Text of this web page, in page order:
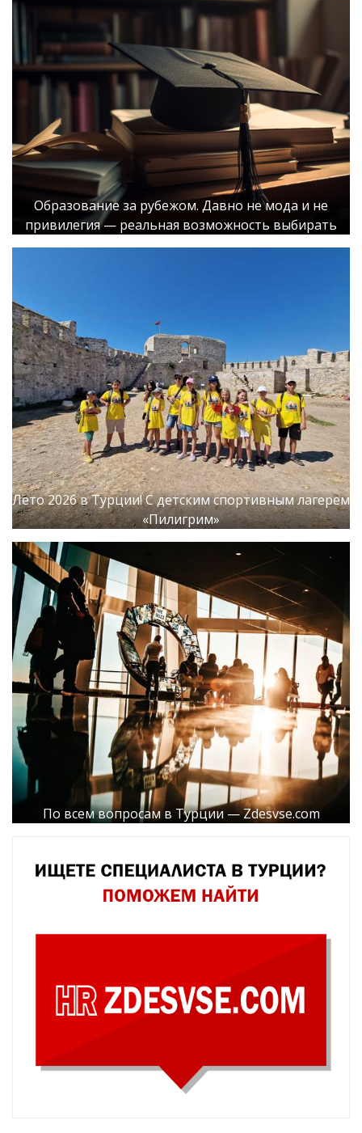
Образование за рубежом. Давно не мода и не
привилегия — реальная возможность выбирать
Лето 2026 в Турции! С детским спортивным лагерем
«Пилигрим»
По всем вопросам в Турции — Zdesvse.com